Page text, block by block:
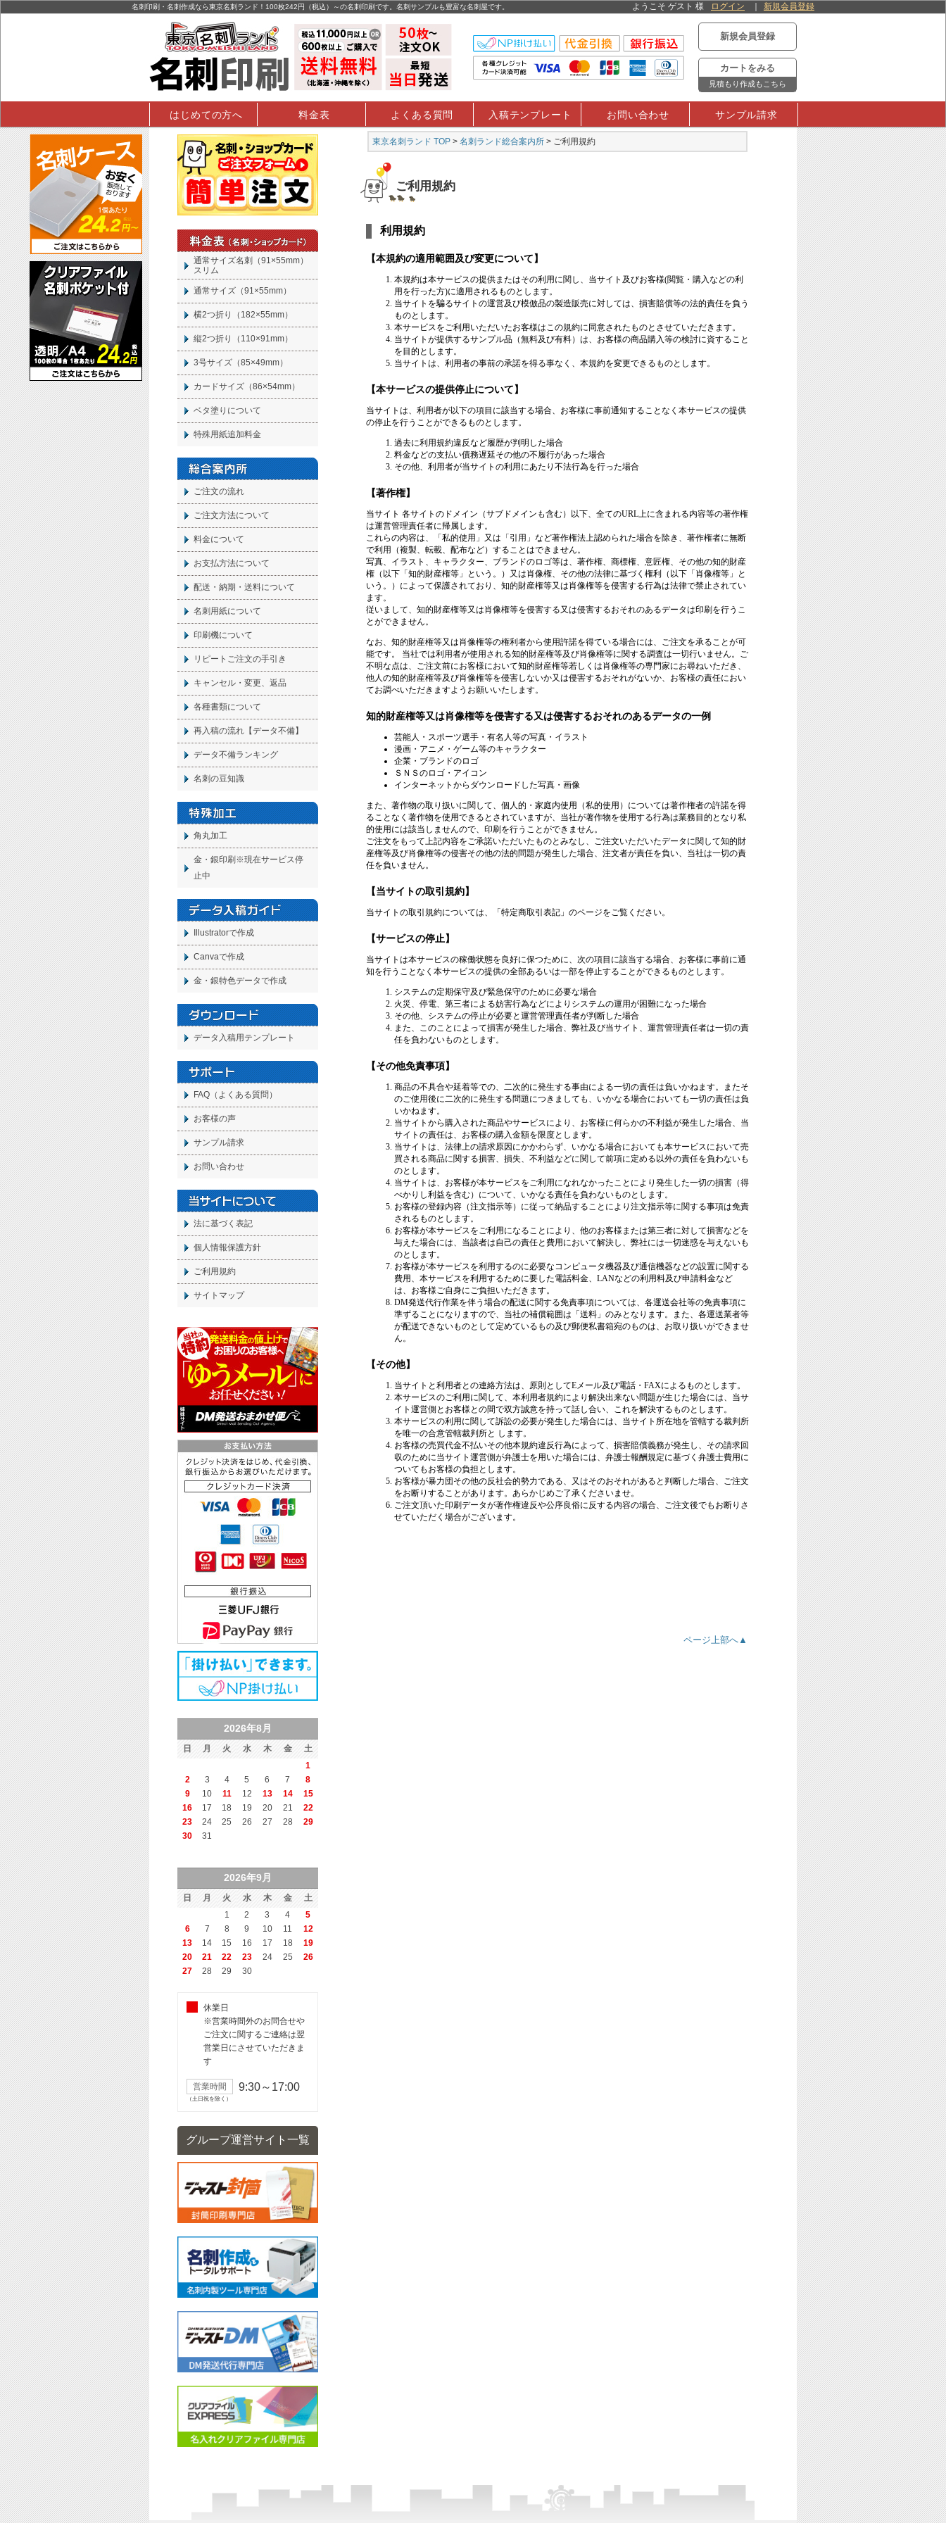
名刺印刷・名刺作成なら東京名刺ランド！100枚242円（税込）～の名刺印刷です。名刺サンプルも豊富な名刺屋です。 ようこそ ゲスト 様 ログイン 新規会員登録
新規会員登録
カートをみる
見積もり作成もこちら
はじめての方へ 料金表 よくある質問 入稿テンプレート お問い合わせ サンプル請求
東京名刺ランド TOP > 名刺ランド総合案内所 > ご利用規約
ご利用規約
ページ上部へ▲
通常サイズ名刺（91×55mm）
スリム
通常サイズ（91×55mm）
横2つ折り（182×55mm）
縦2つ折り（110×91mm）
3号サイズ（85×49mm）
カードサイズ（86×54mm）
ベタ塗りについて
特殊用紙追加料金
ご注文の流れ
ご注文方法について
料金について
お支払方法について
配送・納期・送料について
名刺 用紙について
印刷機について
リピートご注文の手引き
キャンセル・変更、返品
各種書類について
再入稿の流れ【データ不備】
データ不備ランキング
名刺の豆知識
角丸加工
金・銀印刷※現在サービス停
止中
Illustratorで作成
Canvaで作成
金・銀特色データで作成
データ入稿用テンプレート
FAQ（よくある質問）
お客様の声
サンプル請求
お問い合わせ
法に基づく表記
個人情報保護方針
ご利用規約
サイトマップ
2026年8月
日 月 火 水 木 金
土
1
2
3 4 5 6 7
8
9
10 11 12 13 14
15
16
17 18 19 20 21
22
23
24 25 26 27 28
29
30
31
2026年9月
日 月 火 水 木 金
土
1
2 3 4
5
6
7 8 9 10 11
12
13
14 15 16 17 18
19
20
21 22 23 24 25
26
27
28 29 30
休業日
※営業時間外のお問合せや
ご注文に関するご連絡は翌
営業日にさせていただきま
す
営業時間 9:30～17:00
（土日祝を除く）
グループ運営サイト一覧